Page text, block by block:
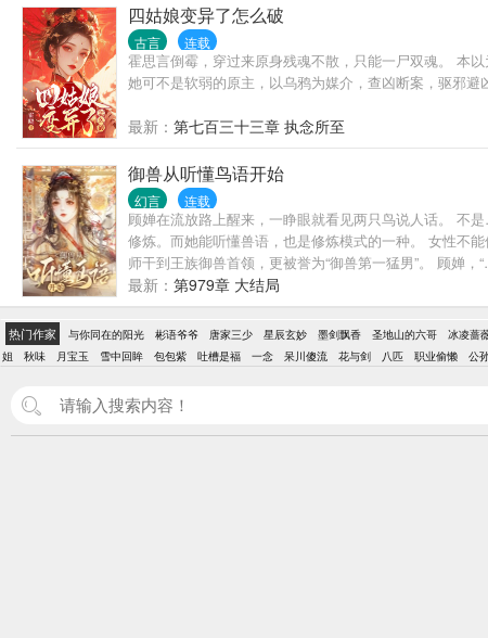
四姑娘变异了怎么破
古言 连载
霍思言倒霉，穿过来原身残魂不散，只能一尸双魂。 本
她可不是软弱的原主，以乌鸦为媒介，查凶断案，驱邪
最新： 第七百三十三章 执念所至
御兽从听懂鸟语开始
幻言 连载
顾婵在流放路上醒来，一睁眼就看见两只鸟说人话。
修炼。而她能听懂兽语，也是修炼模式的一种。 女性不
师干到王族御兽首领，更被誉为“御兽第一猛男”。 顾
最新： 第979章 大结局
热门作家 与你同在的阳光 彬语爷爷 唐家三少 星辰玄妙 墨剑飘香 圣地山的六哥 冰凌蔷
姐
秋味 月宝玉 雪中回眸 包包紫 吐槽是福 一念 呆川傻流 花与剑 八匹 职业偷懒 公